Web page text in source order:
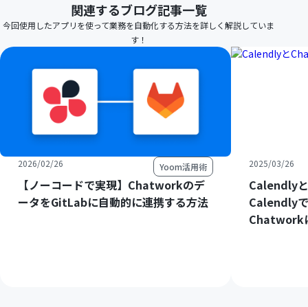
関連するブログ記事一覧
今回使用したアプリを使って業務を自動化する方法を詳しく解説していま
す！
2026/02/26 Yoom活用術
【ノーコードで実現】Chatworkのデ
ータをGitLabに自動的に連携する方法
2025/03/26
Calendly
Calendly
Chatwork